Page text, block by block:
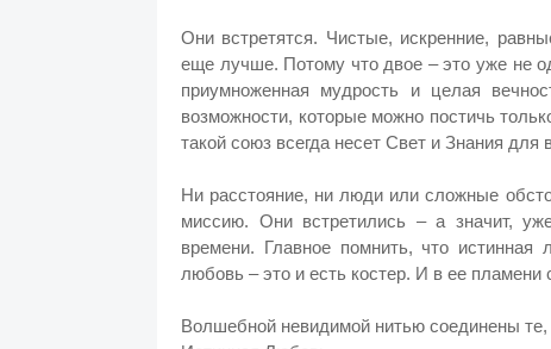
Они встретятся. Чистые, искренние,
еще лучше. Потому что двое – это уже не
приумноженная мудрость и целая
возможности, которые можно постичь
такой союз всегда несет Свет и Знания
Ни расстояние, ни люди или сложные
миссию. Они встретились – а значит,
времени. Главное помнить, что
любовь – это и есть костер. И в ее пламени
Волшебной невидимой нитью соединены те,